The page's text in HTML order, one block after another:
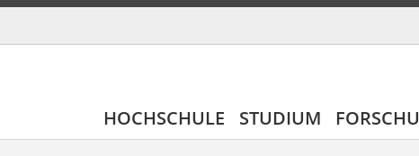
HOCHSCHULE STUDIUM